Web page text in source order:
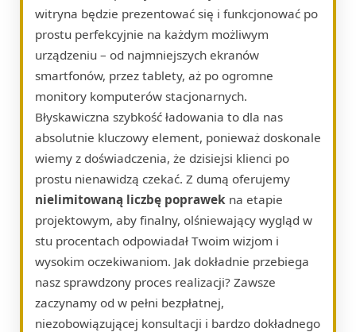
witryna będzie prezentować się i funkcjonować po
prostu perfekcyjnie na każdym możliwym
urządzeniu – od najmniejszych ekranów
smartfonów, przez tablety, aż po ogromne
monitory komputerów stacjonarnych.
Błyskawiczna szybkość ładowania to dla nas
absolutnie kluczowy element, ponieważ doskonale
wiemy z doświadczenia, że dzisiejsi klienci po
prostu nienawidzą czekać. Z dumą oferujemy
nielimitowaną liczbę poprawek na etapie
projektowym, aby finalny, olśniewający wygląd w
stu procentach odpowiadał Twoim wizjom i
wysokim oczekiwaniom. Jak dokładnie przebiega
nasz sprawdzony proces realizacji? Zawsze
zaczynamy od w pełni bezpłatnej,
niezobowiązującej konsultacji i bardzo dokładnego